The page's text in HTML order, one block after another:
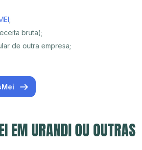
;
bruta);
de outra empresa;
EM URANDI OU OUTRAS